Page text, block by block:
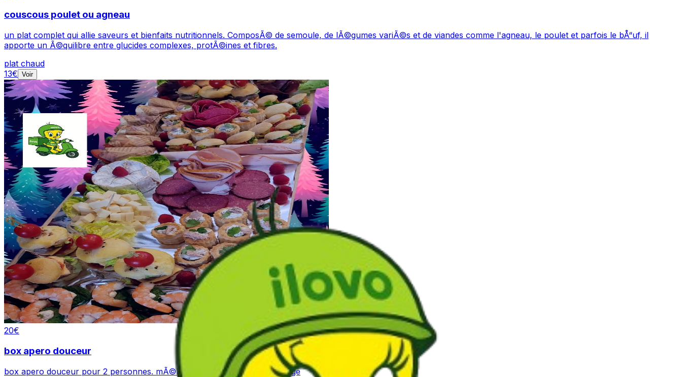
couscous poulet ou agneau
un plat complet qui allie saveurs et bienfaits nutritionnels. ComposÃ© de semoule, de lÃ©gumes variÃ©s et de viandes comme l'agneau, le poulet et parfois le bÅ“uf, il
apporte un Ã©quilibre entre glucides complexes, protÃ©ines et fibres.
plat chaud
13€ Voir
20€
box apero douceur
box apero douceur pour 2 personnes. mÃ©lanhe de charcuterie et fromage